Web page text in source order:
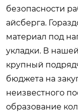
безопасности
айсберга.
материал под
укладки. В
крупный
бюджета на
неизвестного
образование